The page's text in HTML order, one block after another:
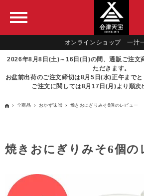
オンラインショップ 一汁
2026年8月8日(土)～16日(日)の間、通販ご注文
ただきます。
お盆前出荷のご注文締切は8月5日(水)正午まで
ご注文に関しては8月17日(月)より順次
全商品 おかず味噌 焼きおにぎりみそ6個のレビュー
焼きおにぎりみそ6個の